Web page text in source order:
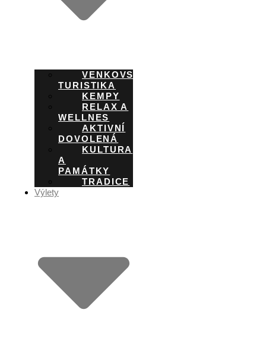
VENKOVSKÁ
TURISTIKA
KEMPY
RELAX A
WELLNES
AKTIVNÍ
DOVOLENÁ
KULTURA
A
PAMÁTKY
TRADICE
Výlety